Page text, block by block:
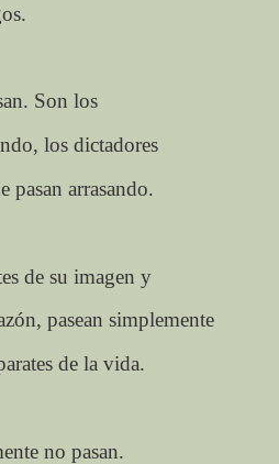
Son los
los dictadores
pasan arrasando.
de su imagen y
pasean simplemente
de la vida.
no pasan.